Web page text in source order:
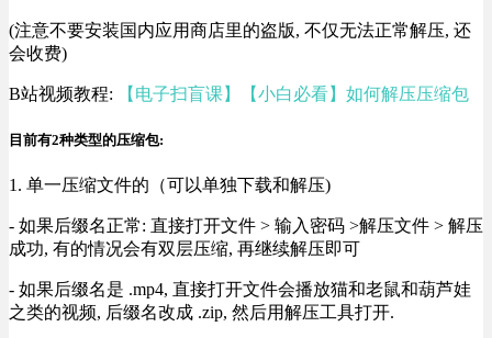
(注意不要安装国内应用商店里的盗版, 不仅无法正常解压, 还
会收费)
B站视频教程: 【电子扫盲课】【小白必看】如何解压压缩包
目前有2种类型的压缩包:
1. 单一压缩文件的（可以单独下载和解压)
- 如果后缀名正常: 直接打开文件 > 输入密码 >解压文件 > 解压
成功, 有的情况会有双层压缩, 再继续解压即可
- 如果后缀名是 .mp4, 直接打开文件会播放猫和老鼠和葫芦娃
之类的视频, 后缀名改成 .zip, 然后用解压工具打开.